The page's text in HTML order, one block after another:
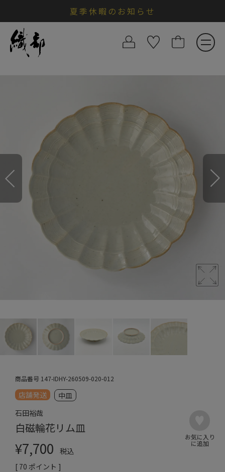
夏季休暇のお知らせ
商品番号 147-IDHY-260509-020-012
店舗発送
中皿
石田裕哉
白磁輪花リム皿
¥7,700
税込
[ 70 ポイント ]